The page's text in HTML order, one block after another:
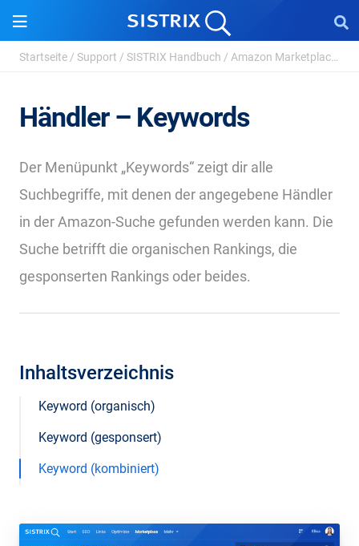
Startseite / Support / SISTRIX Handbuch / Amazon Marketplace /
Händler – Keywords
Der Menüpunkt „Keywords“ zeigt dir alle
Suchbegriffe, mit denen der angegebene Händler
in der Amazon-Suche gefunden werden kann. Die
Suche betrifft die organischen Rankings, die
gesponserten Rankings oder beides.
Inhaltsverzeichnis
Keyword (organisch)
Keyword (gesponsert)
Keyword (kombiniert)